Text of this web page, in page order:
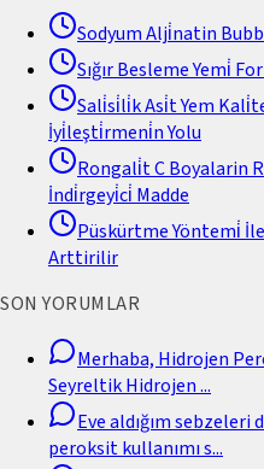
Sodyum Alji̇natin
Sığır Besleme Yemi̇
Sali̇si̇li̇k Asi̇t Yem
İyi̇leşti̇rmeni̇n Yolu
Rongali̇t C Boyalarin
İndi̇rgeyi̇ci̇ Madde
Püskürtme Yöntemi̇
Arttirilir
SON YORUMLAR
Merhaba, Hidrojen
Seyreltik Hidrojen...
Eve aldığım
peroksit kullanımı s...